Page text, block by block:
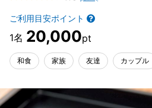
ご利用目安ポイント
20,000
和食 家族 友達 カップル